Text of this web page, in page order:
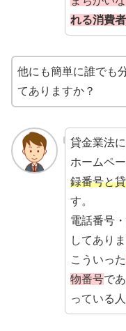
れる消費
他にも簡単に誰でも
てありますか？
貸金業法
ホームペ
録番号と
す。
電話番号
してありま
こういった
物番号であ
っている